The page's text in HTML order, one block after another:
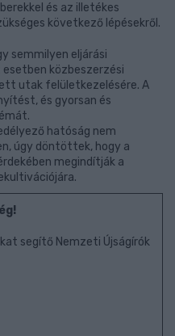
és az illetékes
következő lépésekről.
semmilyen eljárási
esetben közbeszerzési
utak felületkezelésére. A
és gyorsan és
hatóság nem
úgy döntöttek, hogy a
megindítják a
segítő Nemzeti Újságírók